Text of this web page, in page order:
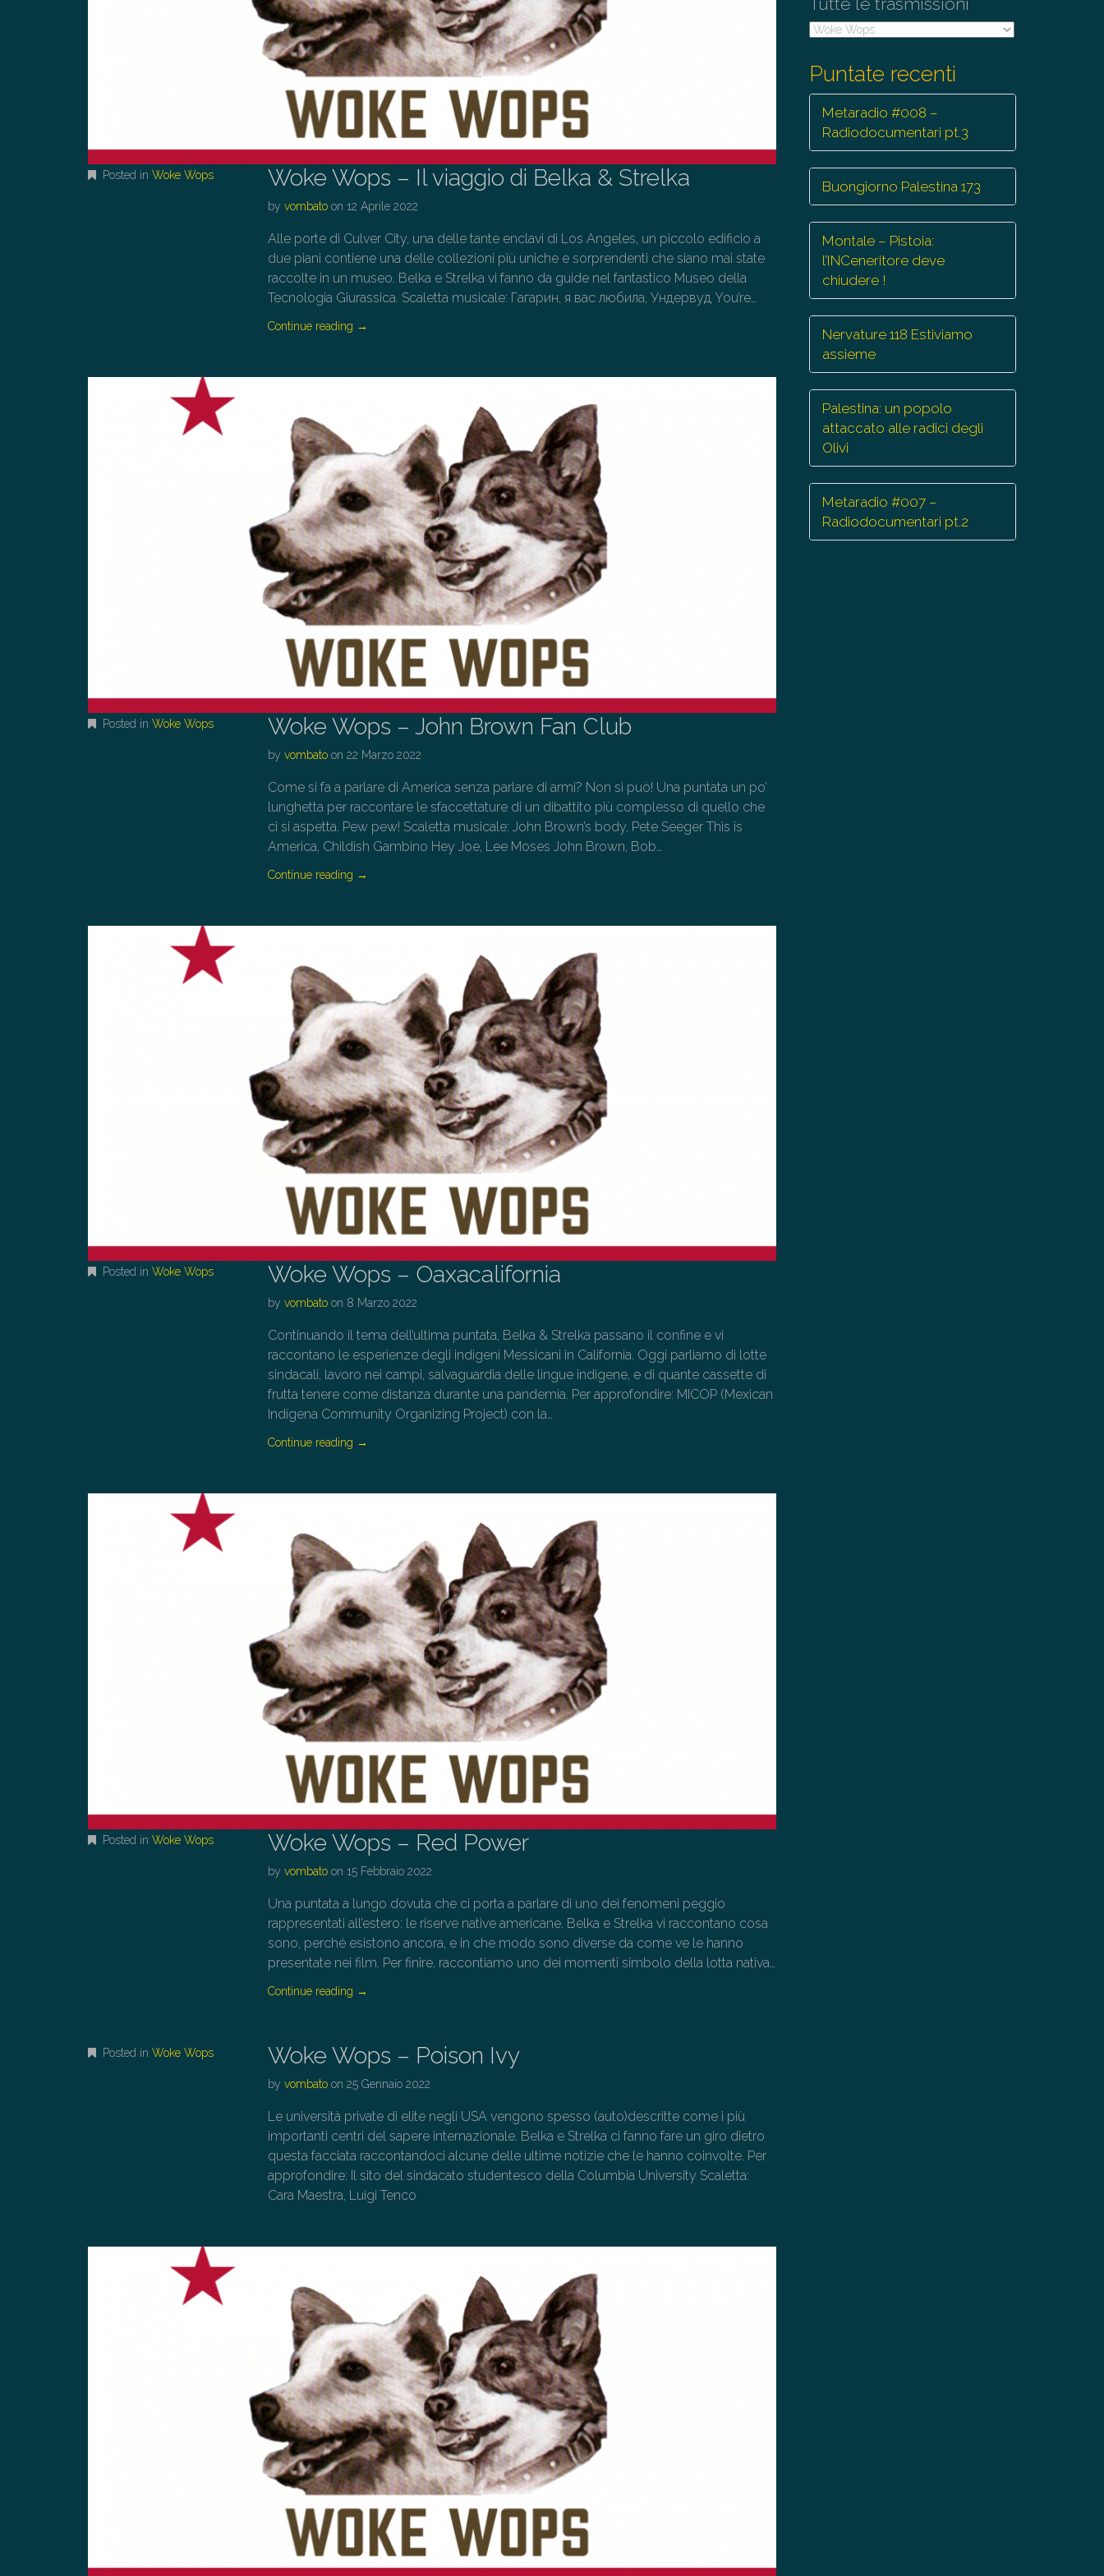
Posted in Woke Wops Woke Wops – Il viaggio di Belka & Strelka
byvombato on 12 Aprile 2022
Alle porte di Culver City, una delle tante enclavi di Los Angeles, un piccolo edificio a
due piani contiene una delle collezioni più uniche e sorprendenti che siano mai state
raccolte in un museo. Belka e Strelka vi fanno da guide nel fantastico Museo della
Tecnologia Giurassica. Scaletta musicale: Гагарин, я вас любила, Ундервуд You’re…
Continue reading →
Posted in Woke Wops Woke Wops – John Brown Fan Club
byvombato on22 Marzo 2022
Come si fa a parlare di America senza parlare di armi? Non si può! Una puntata un po’
lunghetta per raccontare le sfaccettature di un dibattito più complesso di quello che
ci si aspetta. Pew pew! Scaletta musicale: John Brown’s body, Pete Seeger This is
America, Childish Gambino Hey Joe, Lee Moses John Brown, Bob…
Continue reading →
Posted in Woke Wops Woke Wops – Oaxacalifornia
byvombato on 8 Marzo 2022
Continuando il tema dell’ultima puntata, Belka & Strelka passano il confine e vi
raccontano le esperienze degli indigeni Messicani in California. Oggi parliamo di lotte
sindacali, lavoro nei campi, salvaguardia delle lingue indigene, e di quante cassette di
frutta tenere come distanza durante una pandemia. Per approfondire: MICOP (Mexican
Indígena Community Organizing Project) con la…
Continue reading →
Posted in Woke Wops Woke Wops – Red Power
byvombato on 15 Febbraio 2022
Una puntata a lungo dovuta che ci porta a parlare di uno dei fenomeni peggio
rappresentati all’estero: le riserve native americane. Belka e Strelka vi raccontano cosa
sono, perché esistono ancora, e in che modo sono diverse da come ve le hanno
presentate nei film. Per finire, raccontiamo uno dei momenti simbolo della lotta nativa…
Continue reading →
Posted in Woke Wops Woke Wops – Poison Ivy
byvombato on25 Gennaio 2022
Le università private di elite negli USA vengono spesso (auto)descritte come i più
importanti centri del sapere internazionale. Belka e Strelka ci fanno fare un giro dietro
questa facciata raccontandoci alcune delle ultime notizie che le hanno coinvolte. Per
approfondire: Il sito del sindacato studentesco della Columbia University Scaletta:
Cara Maestra, Luigi Tenco
Tutte
Puntate recenti
Metaradio #008 –
Radiodocumentari pt.3
Buongiorno Palestina 173
Montale – Pistoia:
l’INCeneritore deve
chiudere !
Nervature 118 Estiviamo
assieme
Palestina: un popolo
attaccato alle radici degli
Olivi
Metaradio #007 –
Radiodocumentari pt.2